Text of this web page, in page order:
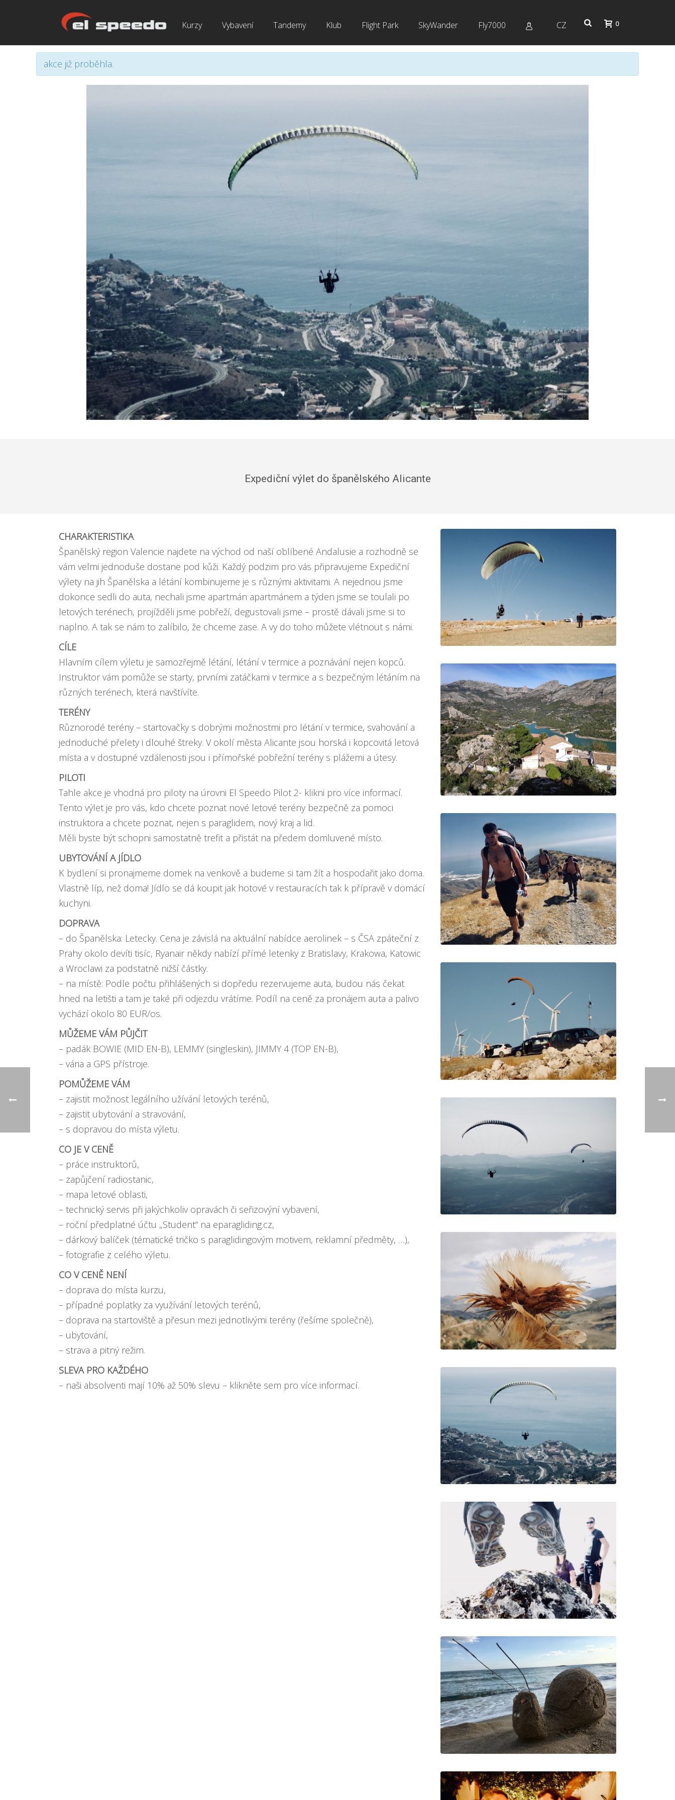
Kurzy Vybavení Tandemy Klub Flight Park SkyWander Fly7000 CZ 0
akce již proběhla.
Expediční výlet do španělského Alicante
CHARAKTERISTIKA
Španělský region Valencie najdete na východ od naší oblíbené Andalusie a rozhodně se
vám velmi jednoduše dostane pod kůži. Každý podzim pro vás připravujeme Expediční
výlety na jih Španělska a létání kombinujeme je s různými aktivitami. A nejednou jsme
dokonce sedli do auta, nechali jsme apartmán apartmánem a týden jsme se toulali po
letových terénech, projížděli jsme pobřeží, degustovali jsme – prostě dávali jsme si to
naplno. A tak se nám to zalíbilo, že chceme zase. A vy do toho můžete vlétnout s námi.
CÍLE
Hlavním cílem výletu je samozřejmě létání, létání v termice a poznávání nejen kopců.
Instruktor vám pomůže se starty, prvními zatáčkami v termice a s bezpečným létáním na
různých terénech, která navštívíte.
TERÉNY
Různorodé terény – startovačky s dobrými možnostmi pro létání v termice, svahování a
jednoduché přelety i dlouhé štreky. V okolí města Alicante jsou horská i kopcovitá letová
místa a v dostupné vzdálenosti jsou i přímořské pobřežní terény s plážemi a útesy.
PILOTI
Tahle akce je vhodná pro piloty na úrovni El Speedo Pilot 2- klikni pro více informací.
Tento výlet je pro vás, kdo chcete poznat nové letové terény bezpečně za pomoci
instruktora a chcete poznat, nejen s paraglidem, nový kraj a lid.
Měli byste být schopni samostatně trefit a přistát na předem domluvené místo.
UBYTOVÁNÍ A JÍDLO
K bydlení si pronajmeme domek na venkově a budeme si tam žít a hospodařit jako doma.
Vlastně líp, než doma! Jídlo se dá koupit jak hotové v restauracích tak k přípravě v domácí
kuchyni.
DOPRAVA
– do Španělska: Letecky. Cena je závislá na aktuální nabídce aerolinek – s ČSA zpáteční z
Prahy okolo devíti tisíc, Ryanair někdy nabízí přímé letenky z Bratislavy, Krakowa, Katowic
a Wroclawi za podstatně nižší částky.
– na místě: Podle počtu přihlášených si dopředu rezervujeme auta, budou nás čekat
hned na letišti a tam je také při odjezdu vrátíme. Podíl na ceně za pronájem auta a palivo
vychází okolo 80 EUR/os.
MŮŽEME VÁM PŮJČIT
– padák BOWIE (MID EN-B), LEMMY (singleskin), JIMMY 4 (TOP EN-B),
– vária a GPS přístroje.
POMŮŽEME VÁM
– zajistit možnost legálního užívání letových terénů,
– zajistit ubytování a stravování,
– s dopravou do místa výletu.
CO JE V CENĚ
– práce instruktorů,
– zapůjčení radiostanic,
– mapa letové oblasti,
– technický servis při jakýchkoliv opravách či seřizovýní vybavení,
– roční předplatné účtu „Student“ na eparagliding.cz,
– dárkový balíček (tématické tričko s paraglidingovým motivem, reklamní předměty, …),
– fotografie z celého výletu.
CO V CENĚ NENÍ
– doprava do místa kurzu,
– případné poplatky za využívání letových terénů,
– doprava na startoviště a přesun mezi jednotlivými terény (řešíme společně),
– ubytování,
– strava a pitný režim.
SLEVA PRO KAŽDÉHO
– naši absolventi mají 10% až 50% slevu – klikněte sem pro více informací.